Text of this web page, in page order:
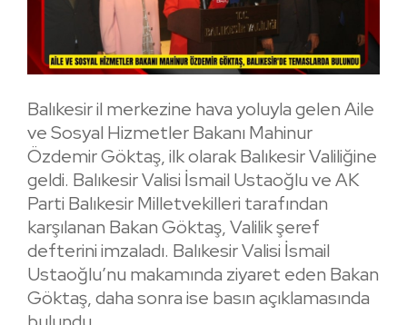
Balıkesir il merkezine hava yoluyla gelen Aile
ve Sosyal Hizmetler Bakanı Mahinur
Özdemir Göktaş, ilk olarak Balıkesir Valiliğine
geldi. Balıkesir Valisi İsmail Ustaoğlu ve AK
Parti Balıkesir Milletvekilleri tarafından
karşılanan Bakan Göktaş, Valilik şeref
defterini imzaladı. Balıkesir Valisi İsmail
Ustaoğlu’nu makamında ziyaret eden Bakan
Göktaş, daha sonra ise basın açıklamasında